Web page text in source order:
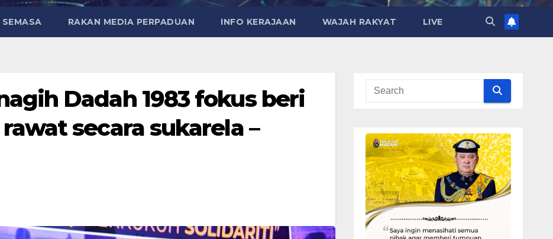
RAKAN MEDIA PERPADUAN INFO KERAJAAN WAJAH RAKYAT LIVE
Dadah 1983 fokus beri
secara sukarela –